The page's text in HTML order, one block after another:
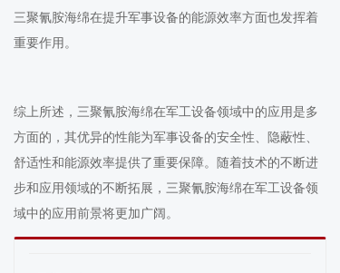
三聚氰胺海绵在提升军事设备的能源效率方面也发挥着
重要作用。
综上所述，三聚氰胺海绵在军工设备领域中的应用是多
方面的，其优异的性能为军事设备的安全性、隐蔽性、
舒适性和能源效率提供了重要保障。随着技术的不断进
步和应用领域的不断拓展，三聚氰胺海绵在军工设备领
域中的应用前景将更加广阔。